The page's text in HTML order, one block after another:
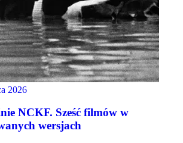
2026
NCKF. Sześć filmów w
wersjach